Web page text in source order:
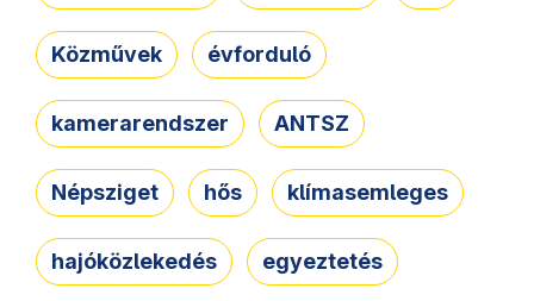
Közművek évforduló
kamerarendszer ANTSZ
Népsziget hős klímasemleges
hajóközlekedés egyeztetés